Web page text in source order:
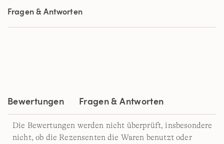
derselben
Fragen & Antworten
Bewertungen Fragen & Antworten
Die Bewertungen werden nicht überprüft, insbesondere
nicht, ob die Rezensenten die Waren benutzt oder